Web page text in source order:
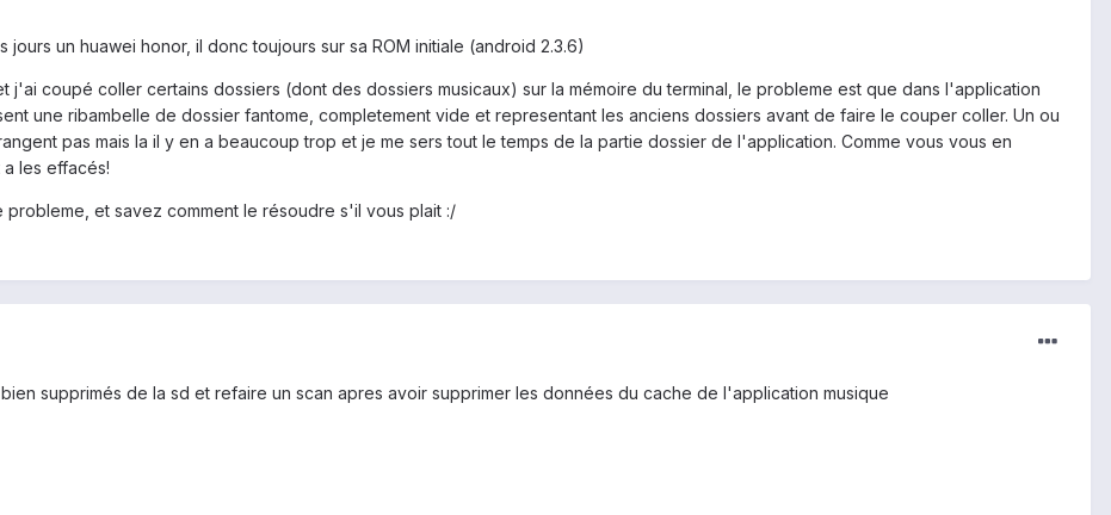
un huawei honor, il donc toujours sur sa ROM initiale (android 2.3.6)
j'ai coupé coller certains dossiers (dont des dossiers musicaux) sur la mémoire du terminal, le probleme est que dans l'application
une ribambelle de dossier fantome, completement vide et representant les anciens dossiers avant de faire le couper coller. Un ou
pas mais la il y en a beaucoup trop et je me sers tout le temps de la partie dossier de l'application. Comme vous vous en
les effacés!
et savez comment le résoudre s'il vous plait :/
supprimés de la sd et refaire un scan apres avoir supprimer les données du cache de l'application musique